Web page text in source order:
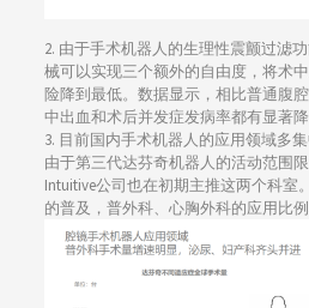
2. 由于手术机器人的生理性震颤过滤
械可以实现三个额外的自由度，将术
险降到最低。数据显示，相比普通腹
中出血和术后并发症发病率都有显著降
3. 目前国内手术机器人的应用领域多
由于第三代达芬奇机器人的活动范围
Intuitive公司也在初期主推这两个科室
的普及，普外科、心胸外科的应用比例